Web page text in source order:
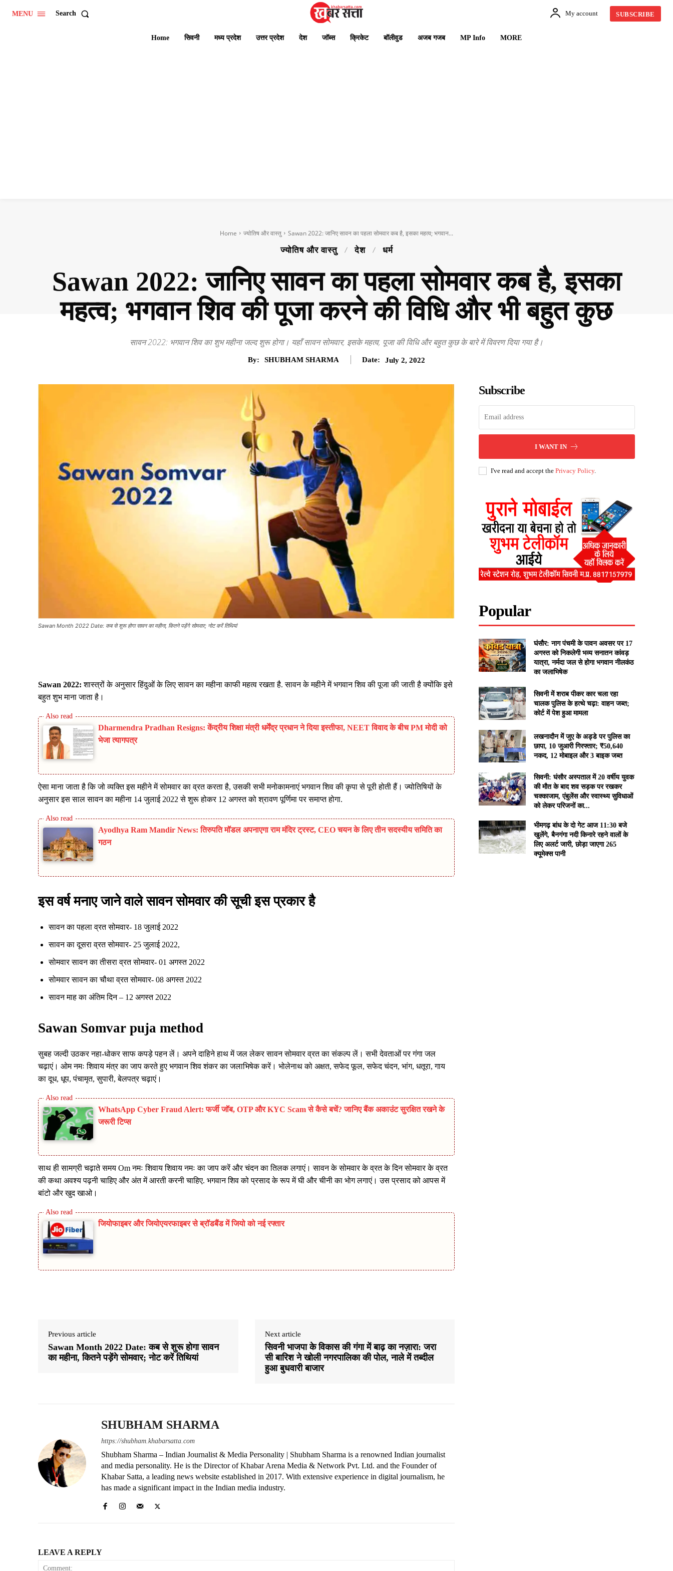
MENU Search My account SUBSCRIBE
Home सिवनी मध्य प्रदेश उत्तर प्रदेश देश जॉब्स क्रिकेट बॉलीवुड अजब गजब MP Info MORE
Home ज्योतिष और वास्तु Sawan 2022: जानिए सावन का पहला सोमवार कब है, इसका महत्व; भगवान...
ज्योतिष और वास्तु देश धर्म
Sawan 2022: जानिए सावन का पहला सोमवार कब है, इसका
महत्व; भगवान शिव की पूजा करने की विधि और भी बहुत कुछ
सावन 2022: भगवान शिव का शुभ महीना जल्द शुरू होगा। यहाँ सावन सोमवार, इसके महत्व, पूजा की विधि और बहुत कुछ के बारे में विवरण दिया गया है।
By: SHUBHAM SHARMA Date: July 2, 2022
Sawan Month 2022 Date: कब से शुरू होगा सावन का महीना, कितने पड़ेंगे सोमवार; नोट करें तिथियां
Sawan 2022: शास्त्रों के अनुसार हिंदुओं के लिए सावन का महीना काफी महत्व रखता है. सावन के महीने में भगवान शिव की पूजा की जाती है क्योंकि इसे
बहुत शुभ माना जाता है।
Dharmendra Pradhan Resigns: केंद्रीय शिक्षा मंत्री धर्मेंद्र प्रधान ने दिया इस्तीफा, NEET विवाद के बीच PM मोदी को
भेजा त्यागपत्र
ऐसा माना जाता है कि जो व्यक्ति इस महीने में सोमवार का व्रत करता है, उसकी सभी मनोकामनाएं भगवान शिव की कृपा से पूरी होती हैं। ज्योतिषियों के
अनुसार इस साल सावन का महीना 14 जुलाई 2022 से शुरू होकर 12 अगस्त को श्रावण पूर्णिमा पर समाप्त होगा.
Ayodhya Ram Mandir News: तिरुपति मॉडल अपनाएगा राम मंदिर ट्रस्ट, CEO चयन के लिए तीन सदस्यीय समिति का
गठन
इस वर्ष मनाए जाने वाले सावन सोमवार की सूची इस प्रकार है
सावन का पहला व्रत सोमवार- 18 जुलाई 2022
सावन का दूसरा व्रत सोमवार- 25 जुलाई 2022,
सोमवार सावन का तीसरा व्रत सोमवार- 01 अगस्त 2022
सोमवार सावन का चौथा व्रत सोमवार- 08 अगस्त 2022
सावन माह का अंतिम दिन – 12 अगस्त 2022
Sawan Somvar puja method
सुबह जल्दी उठकर नहा-धोकर साफ कपड़े पहन लें। अपने दाहिने हाथ में जल लेकर सावन सोमवार व्रत का संकल्प लें। सभी देवताओं पर गंगा जल
चढ़ाएं। ओम नमः शिवाय मंत्र का जाप करते हुए भगवान शिव शंकर का जलाभिषेक करें। भोलेनाथ को अक्षत, सफेद फूल, सफेद चंदन, भांग, धतूरा, गाय
का दूध, धूप, पंचामृत, सुपारी, बेलपत्र चढ़ाएं।
WhatsApp Cyber Fraud Alert: फर्जी जॉब, OTP और KYC Scam से कैसे बचें? जानिए बैंक अकाउंट सुरक्षित रखने के
जरूरी टिप्स
साथ ही सामग्री चढ़ाते समय Om नमः शिवाय शिवाय नमः का जाप करें और चंदन का तिलक लगाएं। सावन के सोमवार के व्रत के दिन सोमवार के व्रत
की कथा अवश्य पढ़नी चाहिए और अंत में आरती करनी चाहिए. भगवान शिव को प्रसाद के रूप में घी और चीनी का भोग लगाएं। उस प्रसाद को आपस में
बांटो और खुद खाओ।
जियोफाइबर और जियोएयरफाइबर से ब्रॉडबैंड में जियो को नई रफ्तार
Previous article
Sawan Month 2022 Date: कब से शुरू होगा सावन
का महीना, कितने पड़ेंगे सोमवार; नोट करें तिथियां
Next article
सिवनी भाजपा के विकास की गंगा में बाढ़ का नज़ारा: जरा
सी बारिश ने खोली नगरपालिका की पोल, नाले में तब्दील
हुआ बुधवारी बाजार
SHUBHAM SHARMA
https://shubham.khabarsatta.com
Shubham Sharma – Indian Journalist & Media Personality | Shubham Sharma is a renowned Indian journalist
and media personality. He is the Director of Khabar Arena Media & Network Pvt. Ltd. and the Founder of
Khabar Satta, a leading news website established in 2017. With extensive experience in digital journalism, he
has made a significant impact in the Indian media industry.
LEAVE A REPLY
Subscribe
I WANT IN
I've read and accept thePrivacy Policy.
Popular
घंसौर: नाग पंचमी के पावन अवसर पर 17
अगस्त को निकलेगी भव्य सनातन कांवड़
यात्रा, नर्मदा जल से होगा भगवान नीलकंठ
का जलाभिषेक
सिवनी में शराब पीकर कार चला रहा
चालक पुलिस के हत्थे चढ़ा: वाहन जब्त;
कोर्ट में पेश हुआ मामला
लखनादौन में जुए के अड्डे पर पुलिस का
छापा, 10 जुआरी गिरफ्तार; ₹50,640
नकद, 12 मोबाइल और 3 बाइक जब्त
सिवनी: घंसौर अस्पताल में 20 वर्षीय युवक
की मौत के बाद शव सड़क पर रखकर
चक्काजाम, एंबुलेंस और स्वास्थ्य सुविधाओं
को लेकर परिजनों का...
भीमगढ़ बांध के दो गेट आज 11:30 बजे
खुलेंगे, बैनगंगा नदी किनारे रहने वालों के
लिए अलर्ट जारी, छोड़ा जाएगा 265
क्यूमेक्स पानी